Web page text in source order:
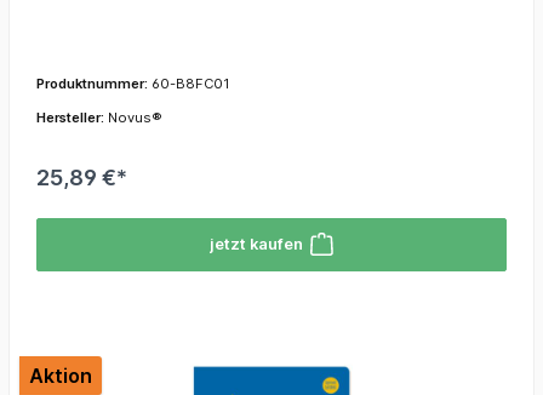
Produktnummer: 60-B8FC01
Hersteller: Novus®
25,89 €*
jetzt kaufen
Aktion